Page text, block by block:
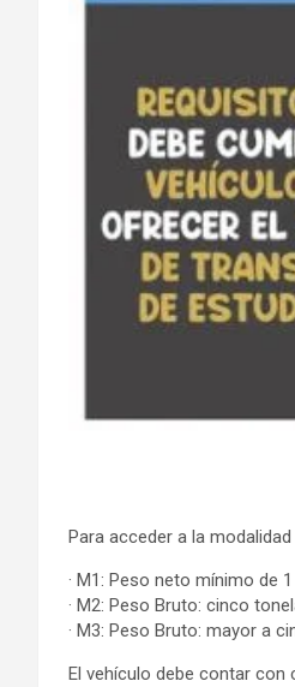
Para acceder a la
· M1: Peso neto mínimo de
· M2: Peso Bruto: cinco
· M3: Peso Bruto: mayor a
El vehículo debe contar